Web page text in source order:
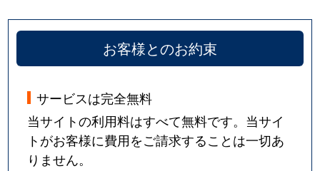
お客様とのお約束
サービスは完全無料
当サイトの利用料はすべて無料です。当サイ
トがお客様に費用をご請求することは一切あ
りません。